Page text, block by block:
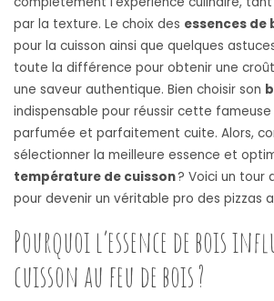
par la texture. Le choix des essences de
pour la cuisson ainsi que quelques
toute la différence pour obtenir une
une saveur authentique. Bien choisir son
indispensable pour réussir cette
parfumée et parfaitement cuite. Alors,
sélectionner la meilleure essence et
température de cuisson? Voici un tour
pour devenir un véritable pro des pizzas
Pourquoi l’essence de bois
cuisson au feu de bois ?